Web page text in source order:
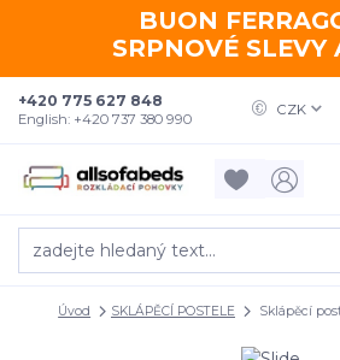
BUON
SRPNOVÉ SLEVY
CZK
+420 775 627 848
English: +420 737 380 990
Úvod SKLÁPĚCÍ POSTELE Sklápěcí